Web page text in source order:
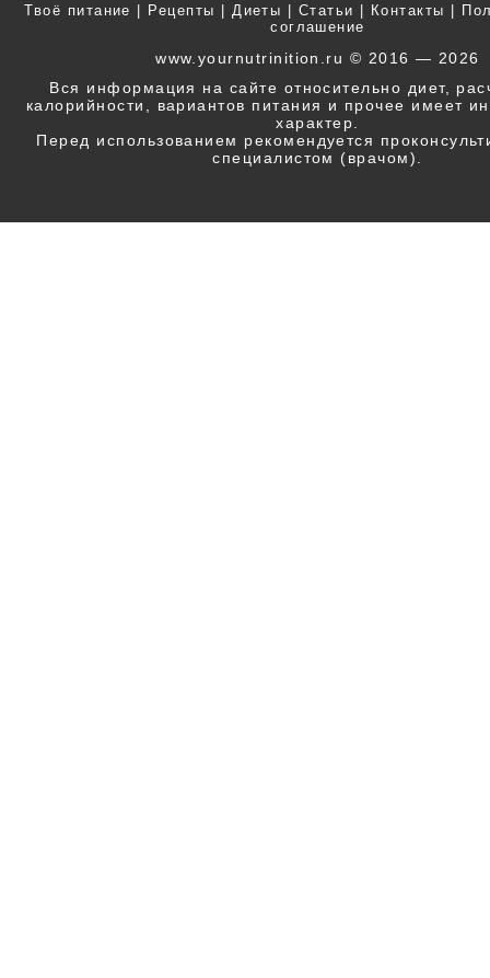
Твоё питание Рецепты Диеты Статьи Контакты
соглашение
www.yournutrinition.ru © 2016 — 2026
Вся информация на сайте относительно диет,
калорийности, вариантов питания и прочее имеет
характер.
Перед использованием рекомендуется
специалистом (врачом).